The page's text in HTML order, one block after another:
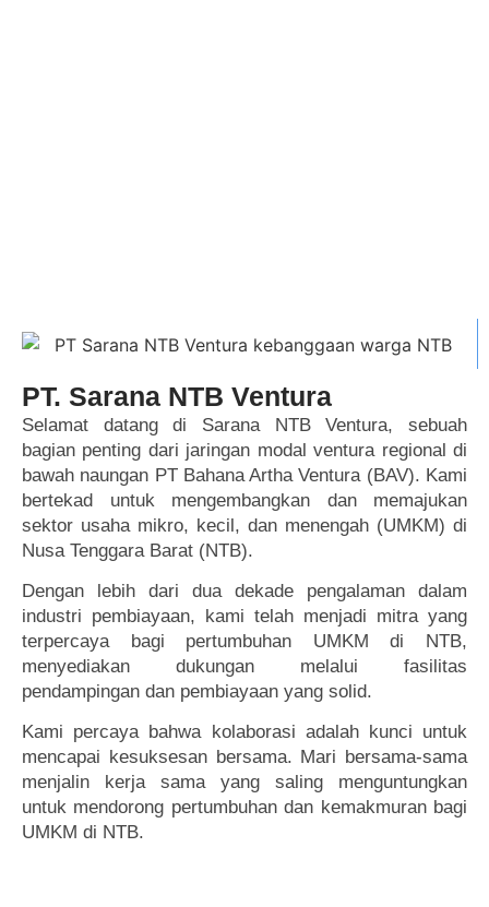
PT. Sarana NTB Ventura
Selamat datang di Sarana NTB Ventura, sebuah
bagian penting dari jaringan modal ventura regional di
bawah naungan PT Bahana Artha Ventura (BAV). Kami
bertekad untuk mengembangkan dan memajukan
sektor usaha mikro, kecil, dan menengah (UMKM) di
Nusa Tenggara Barat (NTB).
Dengan lebih dari dua dekade pengalaman dalam
industri pembiayaan, kami telah menjadi mitra yang
terpercaya bagi pertumbuhan UMKM di NTB,
menyediakan dukungan melalui fasilitas
pendampingan dan pembiayaan yang solid.
Kami percaya bahwa kolaborasi adalah kunci untuk
mencapai kesuksesan bersama. Mari bersama-sama
menjalin kerja sama yang saling menguntungkan
untuk mendorong pertumbuhan dan kemakmuran bagi
UMKM di NTB.